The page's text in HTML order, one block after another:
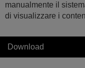
manualmente il
di visualizzare i
Download